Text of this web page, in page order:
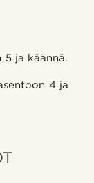
5 ja käännä.
4 ja